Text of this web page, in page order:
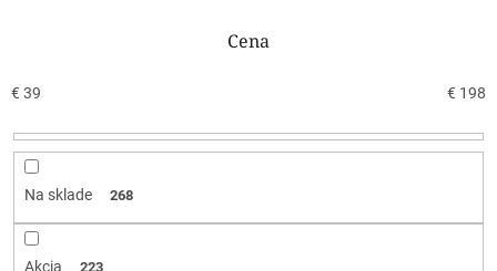
e
r
Cena
€ 39 € 198
Na sklade 268
Akcia 223